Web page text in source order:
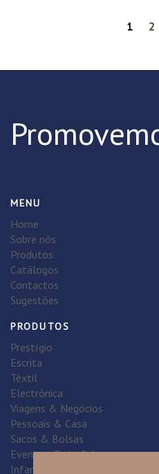
1 2
MENU
Home
Sobre nós
Produtos
Catálogos
Contactos
Sugestões
PRODUTOS
Prestígio
Escrita
Têxtil
Electrónica
Viagens & Negócios
Pessoais & Casa
Sacos & Bolsas
Eventos, Praia & Lazer
Infantil